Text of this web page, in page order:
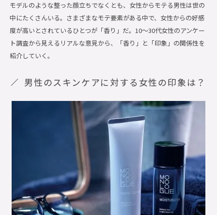
モデルのような整った顔立ちでなくとも、女性からモテる男性は世の
中にたくさんいる。さまざまなモテ要素がある中で、女性からの好感
度が高いとされているひとつが「香り」だ。10〜30代女性のアンケー
ト調査から見えるリアルな意見から、「香り」と「印象」の関係性を
紹介していく。
男性のスキンケアに対する女性の印象は？